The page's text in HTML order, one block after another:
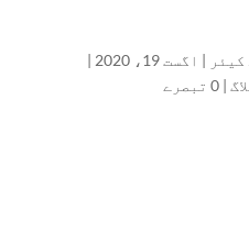
| اگست 19، 2020
|
| 0 تبصرے